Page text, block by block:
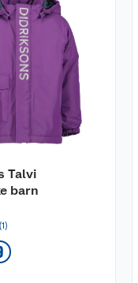
Talvi
barn
(1)